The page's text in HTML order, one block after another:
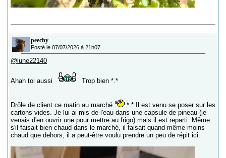
peechy
Posté le 07/07/2026 à 21h07
@lune22140
Ahah toi aussi Trop bien *.*
Drôle de client ce matin au marché
*.* Il est venu se poser sur les
cartons vides. Je lui ai mis de l'eau dans une capsule de pineau (je
venais d'en ouvrir une pour mettre au frigo) mais il est reparti. Même
s'il faisait bien chaud dans le marché, il faisait quand même moins
chaud que dehors, il a peut-être voulu prendre un peu de répit ici.